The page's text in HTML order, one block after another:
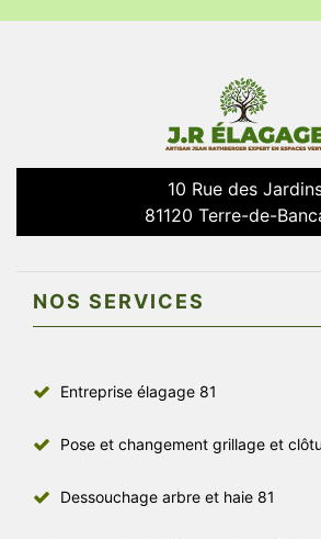
10 Rue des
81120 Terre-de-
NOS SERVICES
Entreprise élagage 81
Pose et changement grillage et
Dessouchage arbre et haie 81